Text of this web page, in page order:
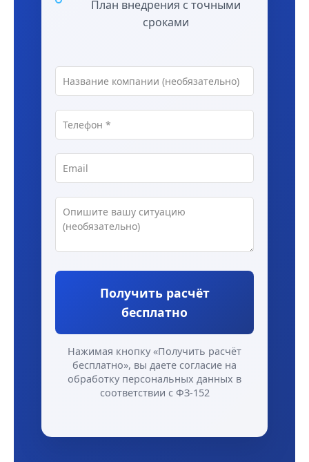
План внедрения с точными
сроками
Получить расчёт
бесплатно
Нажимая кнопку «Получить расчёт
бесплатно», вы даете согласие на
обработку персональных данных в
соответствии с ФЗ-152